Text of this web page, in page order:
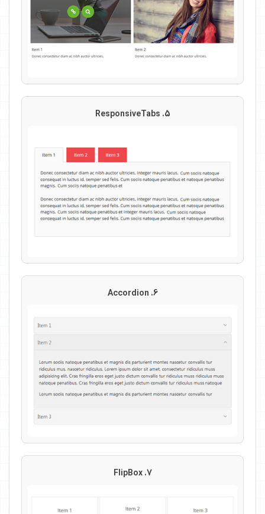
5. ResponsiveTabs
6. Accordion
7. FlipBox